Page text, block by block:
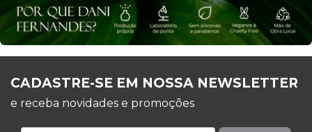
CADASTRE-SE EM NOSSA NEWSLETTER
e receba novidades e promoções